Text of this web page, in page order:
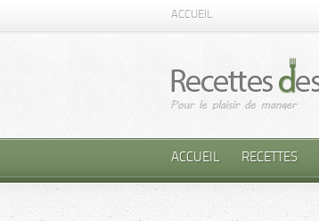
ACCUEIL
ACCUEIL RECETTES